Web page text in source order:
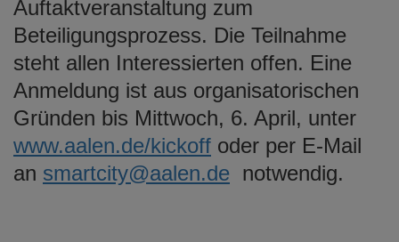
Auftaktveranstaltung zum
Beteiligungsprozess. Die Teilnahme
steht allen Interessierten offen. Eine
Anmeldung ist aus organisatorischen
Gründen bis Mittwoch, 6. April, unter
www.aalen.de/kickoff oder per E-Mail
an smartcity@aalen.de notwendig.